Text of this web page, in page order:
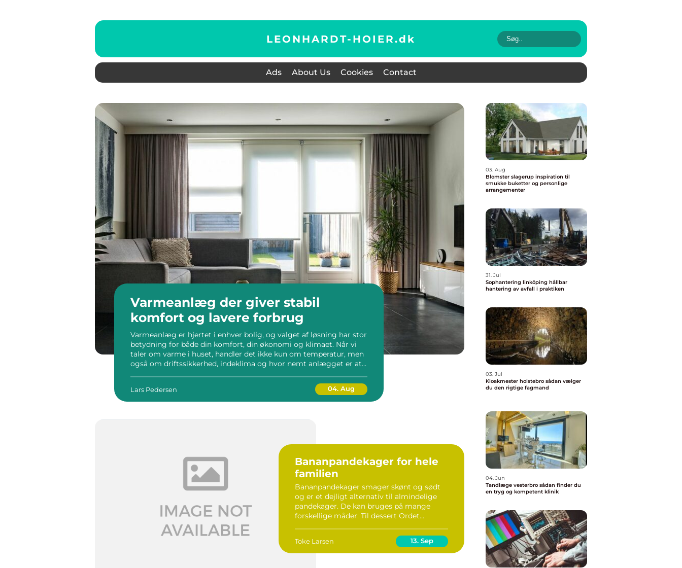
LEONHARDT-HOIER.dk
Ads About Us Cookies Contact
Varmeanlæg der giver stabil
komfort og lavere forbrug
Varmeanlæg er hjertet i enhver bolig, og valget af løsning har stor
betydning for både din komfort, din økonomi og klimaet. Når vi
taler om varme i huset, handler det ikke kun om temperatur, men
også om driftssikkerhed, indeklima og hvor nemt anlægget er at
Lars Pedersen 04. Aug
Bananpandekager for hele
familien
Bananpandekager smager skønt og sødt
og er et dejligt alternativ til almindelige
pandekager. De kan bruges på mange
forskellige måder: Til dessert Ordet
dessertklokkerne til at ringe –...
Toke Larsen 13. Sep
03. Aug
Blomster slagerup inspiration til
smukke buketter og personlige
arrangementer
31. Jul
Sophantering linköping hållbar
hantering av avfall i praktiken
03. Jul
Kloakmester holstebro sådan vælger
du den rigtige fagmand
04. Jun
Tandlæge vesterbro sådan finder du
en tryg og kompetent klinik